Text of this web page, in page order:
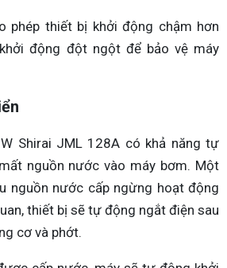
phép thiết bị khởi động chậm hơn
động đột ngột để bảo vệ máy
Shirai JML 128A có khả năng tự
nguồn nước vào máy bơm. Một
nguồn nước cấp ngừng hoạt động
thiết bị sẽ tự động ngắt điện sau
cơ và phớt.